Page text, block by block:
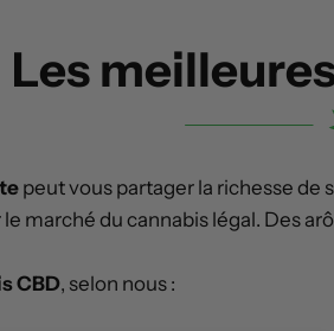
Les
peut vous partager la richesse de
marché du cannabis légal. Des
CBD, selon nous :